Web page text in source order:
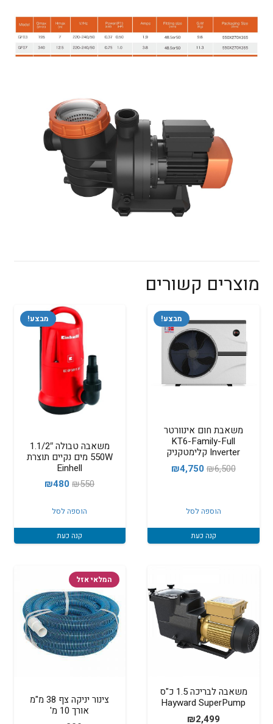
מוצרים קשורים
מבצע!
משאבת חום אינוורטר
KT6-Family-Full
Inverter קלימטקניק
₪6,500
המחיר
₪6,500.
₪4,750
הוספה לסל
קנה כעת
מבצע!
משאבה טבולה 1.1/2″
550W מים נקיים תוצרת
Einhell
₪550
המחיר
היה:
₪550.
₪480 המחיר
₪480.
הוספה לסל
קנה כעת
משאבה לבריכה 1.5 כ"ס
Hayward SuperPump
₪2,499
המלאי אזל
צינור יניקה צף 38 מ"מ
אורך 10 מ'